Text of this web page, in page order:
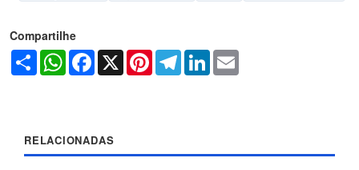
Compartilhe
Share WhatsAppFacebook
X PinterestTelegramLinkedIn
RELACIONADAS